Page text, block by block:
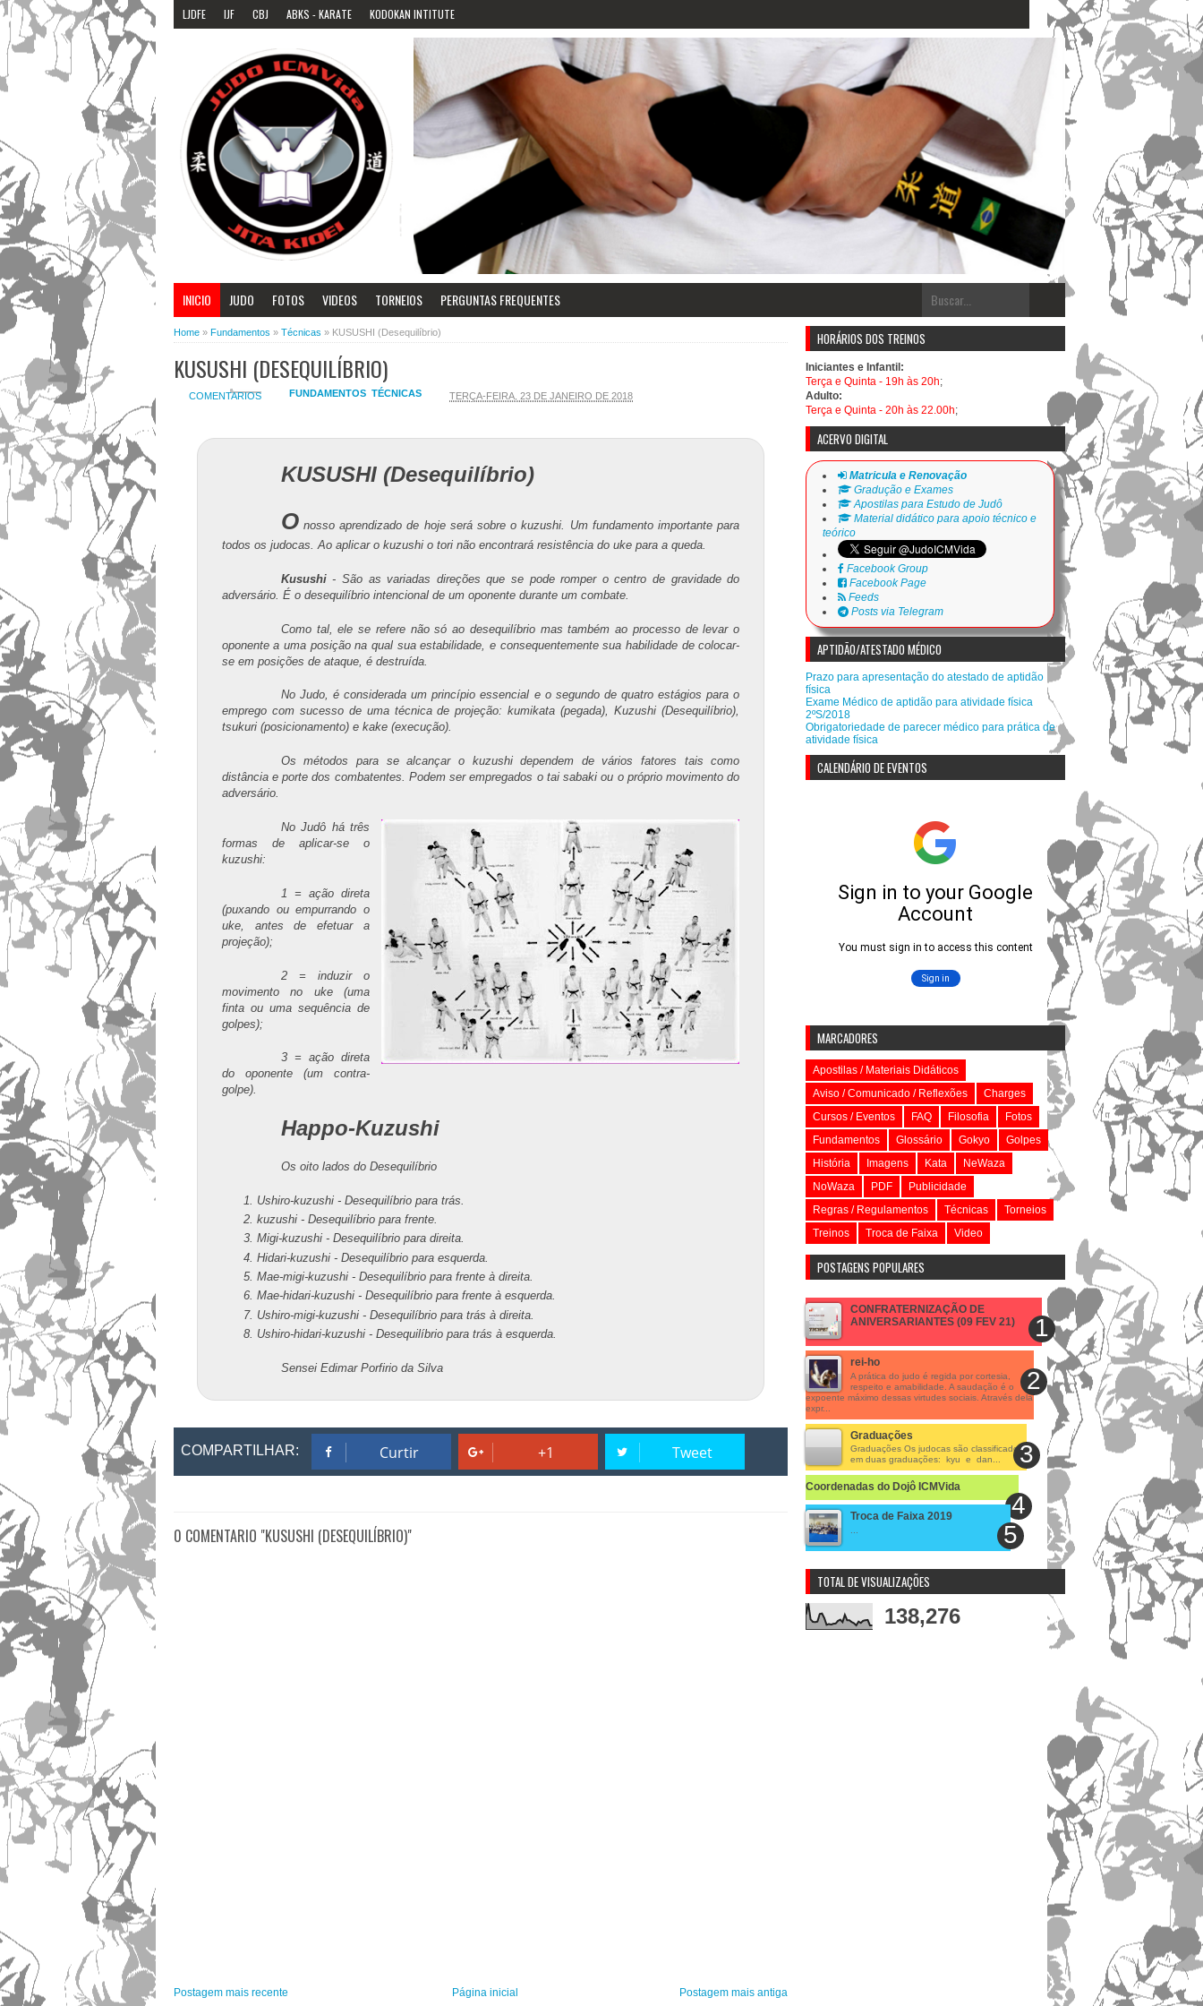
LJDFE IJF CBJ ABKS - KARATE KODOKAN INTITUTE
INICIO JUDO FOTOS VIDEOS TORNEIOS PERGUNTAS FREQUENTES
Home » Fundamentos » Técnicas » KUSUSHI (Desequilíbrio)
KUSUSHI (DESEQUILÍBRIO)
COMENTARIOS FUNDAMENTOS TÉCNICAS TERÇA-FEIRA, 23 DE JANEIRO DE 2018
KUSUSHI (Desequilíbrio)
Onosso aprendizado de hoje será sobre o kuzushi. Um fundamento importante para
todos os judocas. Ao aplicar o kuzushi o tori não encontrará resistência do uke para a queda.
Kusushi- São as variadas direções que se pode romper o centro de gravidade do
adversário. É o desequilíbrio intencional de um oponente durante um combate.
Como tal, ele se refere não só ao desequilíbrio mas também ao processo de levar o
oponente a uma posição na qual sua estabilidade, e consequentemente sua habilidade de colocar-
se em posições de ataque, é destruída.
No Judo, é considerada um princípio essencial e o segundo de quatro estágios para o
emprego com sucesso de uma técnica de projeção: kumikata (pegada), Kuzushi (Desequilíbrio),
tsukuri (posicionamento) e kake (execução).
Os métodos para se alcançar o kuzushi dependem de vários fatores tais como
distância e porte dos combatentes. Podem ser empregados o tai sabaki ou o próprio movimento do
adversário.
No Judô há três
formas de aplicar-se o
kuzushi:
1 = ação direta
(puxando ou empurrando o
uke, antes de efetuar a
projeção);
2 = induzir o
movimento no uke (uma
finta ou uma sequência de
golpes);
3 = ação direta
do oponente (um contra-
golpe).
Happo-Kuzushi
Os oito lados do Desequilíbrio
Ushiro-kuzushi - Desequilíbrio para trás.
kuzushi - Desequilíbrio para frente.
Migi-kuzushi - Desequilíbrio para direita.
Hidari-kuzushi - Desequilíbrio para esquerda.
Mae-migi-kuzushi - Desequilíbrio para frente à direita.
Mae-hidari-kuzushi - Desequilíbrio para frente à esquerda.
Ushiro-migi-kuzushi - Desequilíbrio para trás à direita.
Ushiro-hidari-kuzushi - Desequilíbrio para trás à esquerda.
Sensei Edimar Porfirio da Silva
COMPARTILHAR: Curtir +1 Tweet
0 COMENTARIO "KUSUSHI (DESEQUILÍBRIO)"
Postagem mais recente Postagem mais antiga
Página inicial
HORÁRIOS DOS TREINOS
Iniciantes e Infantil:
Terça e Quinta - 19h às 20h;
Adulto:
Terça e Quinta - 20h às 22.00h;
ACERVO DIGITAL
Matricula e Renovação
Gradução e Exames
Apostilas para Estudo de Judô
Material didático para apoio técnico e
teórico
Facebook Group
Facebook Page
Feeds
Posts via Telegram
APTIDÃO/ATESTADO MÉDICO
Prazo para apresentação do atestado de aptidão
física
Exame Médico de aptidão para atividade física
2ºS/2018
Obrigatoriedade de parecer médico para prática de
atividade física
CALENDÁRIO DE EVENTOS
MARCADORES
Apostilas / Materiais Didáticos
Aviso / Comunicado / Reflexões
Charges
Cursos / Eventos
FAQ Filosofia
Fotos
Fundamentos
Glossário Gokyo
Golpes
História
Imagens Kata
NeWaza
NoWaza
PDF
Publicidade
Regras / Regulamentos
Técnicas
Torneios
Treinos
Troca de Faixa Video
POSTAGENS POPULARES
CONFRATERNIZAÇÃO DE
ANIVERSARIANTES (09 FEV 21)
rei-ho
A prática do judo é regida por cortesia,
respeito e amabilidade. A saudação é o
expoente máximo dessas virtudes sociais. Através dela
expr...
Graduações
Graduações Os judocas são classificados
em duas graduações: kyu e dan...
Coordenadas do Dojô ICMVida
Troca de Faixa 2019
TOTAL DE VISUALIZAÇÕES
138,276